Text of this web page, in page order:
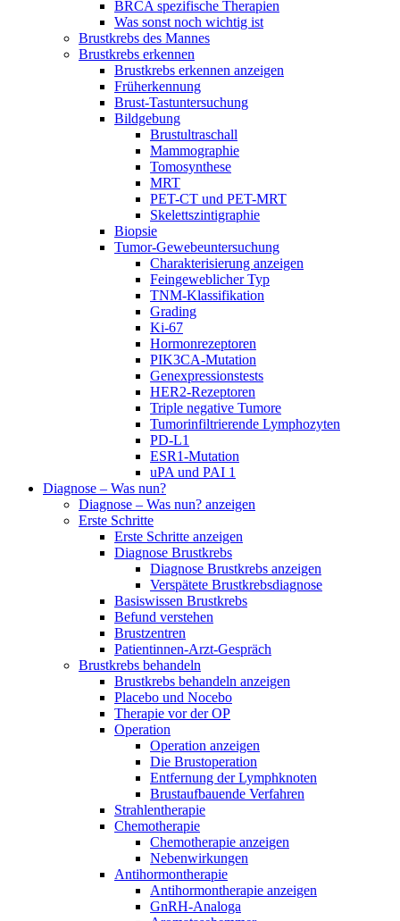
BRCA spezifische Therapien
Was sonst noch wichtig ist
Brustkrebs des Mannes
Brustkrebs erkennen
Brustkrebs erkennen anzeigen
Früherkennung
Brust-Tastuntersuchung
Bildgebung
Brustultraschall
Mammographie
Tomosynthese
MRT
PET-CT und PET-MRT
Skelettszintigraphie
Biopsie
Tumor-Gewebeuntersuchung
Charakterisierung anzeigen
Feingeweblicher Typ
TNM-Klassifikation
Grading
Ki-67
Hormonrezeptoren
PIK3CA-Mutation
Genexpressionstests
HER2-Rezeptoren
Triple negative Tumore
Tumorinfiltrierende Lymphozyten
PD-L1
ESR1-Mutation
uPA und PAI 1
Diagnose – Was nun?
Diagnose – Was nun? anzeigen
Erste Schritte
Erste Schritte anzeigen
Diagnose Brustkrebs
Diagnose Brustkrebs anzeigen
Verspätete Brustkrebsdiagnose
Basiswissen Brustkrebs
Befund verstehen
Brustzentren
Patientinnen-Arzt-Gespräch
Brustkrebs behandeln
Brustkrebs behandeln anzeigen
Placebo und Nocebo
Therapie vor der OP
Operation
Operation anzeigen
Die Brustoperation
Entfernung der Lymphknoten
Brustaufbauende Verfahren
Strahlentherapie
Chemotherapie
Chemotherapie anzeigen
Nebenwirkungen
Antihormontherapie
Antihormontherapie anzeigen
GnRH-Analoga